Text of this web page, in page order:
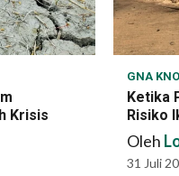
Krisis
GNA
Ketika
Risiko
Oleh
31 Juli